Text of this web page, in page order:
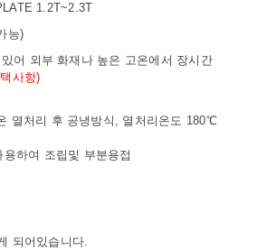
1.2T~2.3T
능)
외부 화재나 높은 고온에서 장시간
사항)
열처리 후 공냉방식, 열처리온도 180℃
하여 조립및 부분용접
되어있습니다.